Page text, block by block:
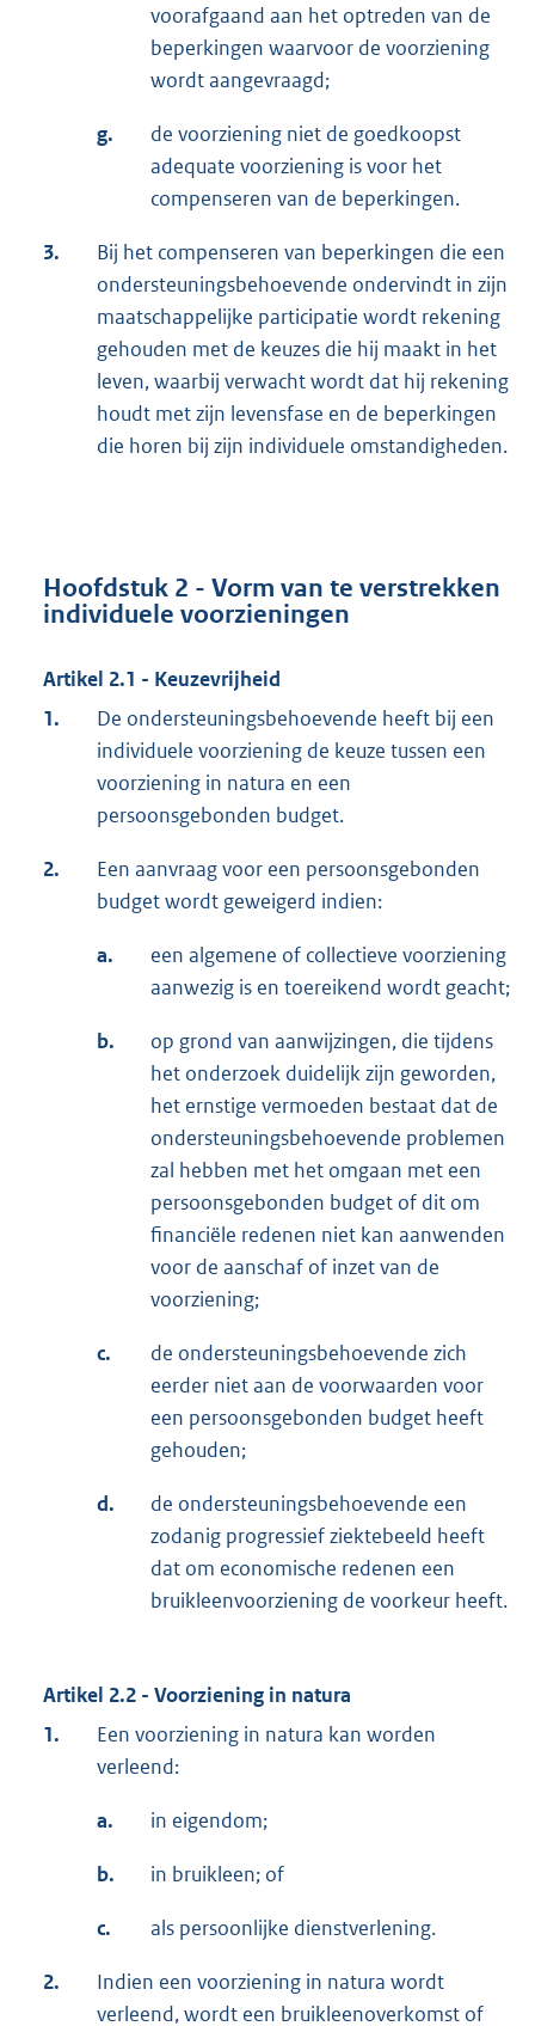
voorafgaand aan het optreden van de
beperkingen waarvoor de voorziening
wordt aangevraagd;
g.
de voorziening niet de goedkoopst
adequate voorziening is voor het
compenseren van de beperkingen.
3.
Bij het compenseren van beperkingen die een
ondersteuningsbehoevende ondervindt in zijn
maatschappelijke participatie wordt rekening
gehouden met de keuzes die hij maakt in het
leven, waarbij verwacht wordt dat hij rekening
houdt met zijn levensfase en de beperkingen
die horen bij zijn individuele omstandigheden.
Hoofdstuk 2 - Vorm van te verstrekken
individuele voorzieningen
Artikel 2.1 - Keuzevrijheid
1.
De ondersteuningsbehoevende heeft bij een
individuele voorziening de keuze tussen een
voorziening in natura en een
persoonsgebonden budget.
2.
Een aanvraag voor een persoonsgebonden
budget wordt geweigerd indien:
a.
een algemene of collectieve voorziening
aanwezig is en toereikend wordt geacht;
b.
op grond van aanwijzingen, die tijdens
het onderzoek duidelijk zijn geworden,
het ernstige vermoeden bestaat dat de
ondersteuningsbehoevende problemen
zal hebben met het omgaan met een
persoonsgebonden budget of dit om
financiële redenen niet kan aanwenden
voor de aanschaf of inzet van de
voorziening;
c.
de ondersteuningsbehoevende zich
eerder niet aan de voorwaarden voor
een persoonsgebonden budget heeft
gehouden;
d.
de ondersteuningsbehoevende een
zodanig progressief ziektebeeld heeft
dat om economische redenen een
bruikleenvoorziening de voorkeur heeft.
Artikel 2.2 - Voorziening in natura
1.
Een voorziening in natura kan worden
verleend:
a. in eigendom;
b. in bruikleen; of
c. als persoonlijke dienstverlening.
2.
Indien een voorziening in natura wordt
verleend, wordt een bruikleenoverkomst of